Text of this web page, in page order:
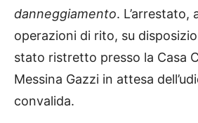
danneggiamento. L’arrestato,
operazioni di rito, su
stato ristretto presso la Casa
Messina Gazzi in attesa
convalida.